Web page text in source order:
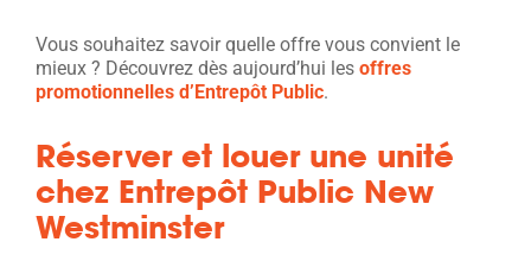
Vous souhaitez savoir quelle offre vous convient le
mieux ? Découvrez dès aujourd’hui les offres
promotionnelles d’Entrepôt Public.
Réserver et louer une unité
chez Entrepôt Public New
Westminster